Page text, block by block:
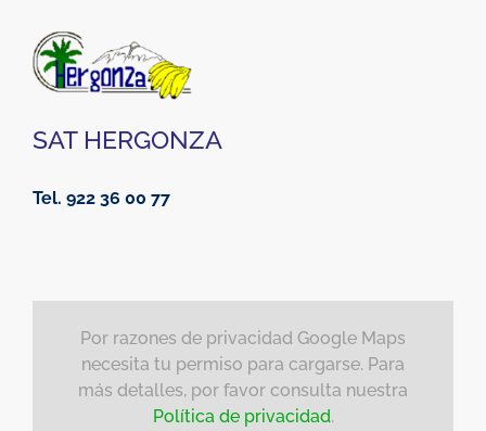
SAT HERGONZA
Tel. 922 36 00 77
Por razones de privacidad Google Maps
necesita tu permiso para cargarse. Para
más detalles, por favor consulta nuestra
Política de privacidad.